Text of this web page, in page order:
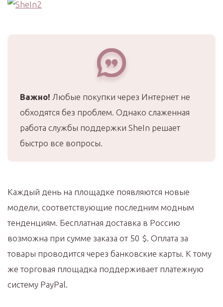
Важно! Любые покупки через Интернет не
обходятся без проблем. Однако слаженная
работа службы поддержки SheIn решает
быстро все вопросы.
Каждый день на площадке появляются новые
модели, соответствующие последним модным
тенденциям. Бесплатная доставка в Россию
возможна при сумме заказа от 50 $. Оплата за
товары проводится через банковские карты. К тому
же торговая площадка поддерживает платежную
систему PayPal.